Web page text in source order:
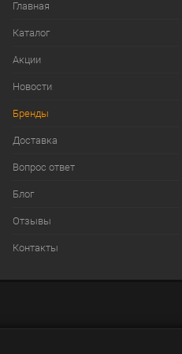
Главная
Каталог
Акции
Новости
Бренды
Доставка
Вопрос ответ
Блог
Отзывы
Контакты